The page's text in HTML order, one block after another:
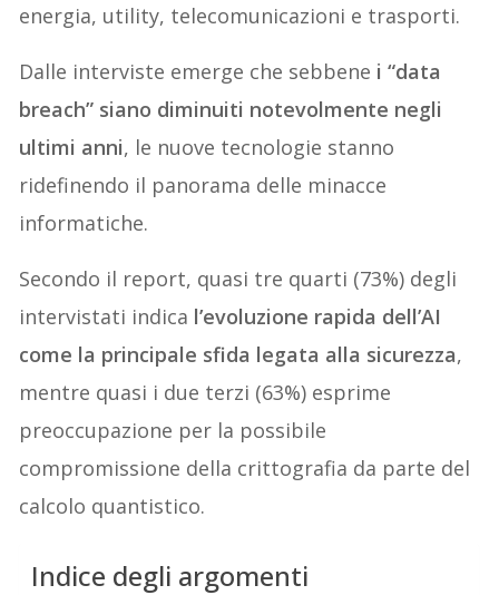
energia, utility, telecomunicazioni e trasporti.
Dalle interviste emerge che sebbene i “data
breach” siano diminuiti notevolmente negli
ultimi anni, le nuove tecnologie stanno
ridefinendo il panorama delle minacce
informatiche.
Secondo il report, quasi tre quarti (73%) degli
intervistati indica l’evoluzione rapida dell’AI
come la principale sfida legata alla sicurezza,
mentre quasi i due terzi (63%) esprime
preoccupazione per la possibile
compromissione della crittografia da parte del
calcolo quantistico.
Indice degli argomenti